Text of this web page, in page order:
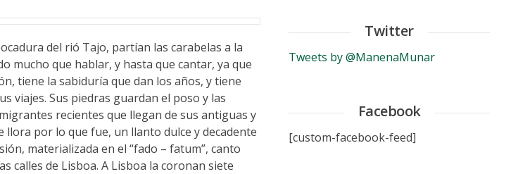
del rió Tajo, partían las carabelas a la
mucho que hablar, y hasta que cantar, ya que
tiene la sabiduría que dan los años, y tiene
viajes. Sus piedras guardan el poso y las
recientes que llegan de sus antiguas y
por lo que fue, un llanto dulce y decadente
materializada en el “fado – fatum”, canto
calles de Lisboa. A Lisboa la coronan siete
Twitter
Tweets by @ManenaMunar
Facebook
[custom-facebook-feed]